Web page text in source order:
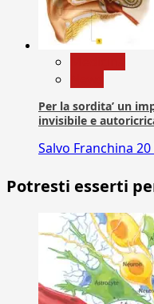
Per la sordita’ un
invisibile e
Salvo Franchina
Potresti esserti